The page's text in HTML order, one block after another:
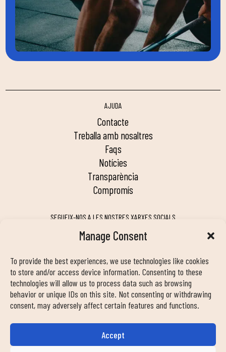
Manage Consent
To provide the best experiences, we use technologies like cookies
to store and/or access device information. Consenting to these
technologies will allow us to process data such as browsing
behavior or unique IDs on this site. Not consenting or withdrawing
consent, may adversely affect certain features and functions.
Accept
AJUDA
contacte
treballa amb nosaltres
faqs
notícies
transparència
compromís
SEGUEIX-NOS A LES NOSTRES XARXES SOCIALS
MY DUIN APP
INFORMACIÓ DE CONTACTE